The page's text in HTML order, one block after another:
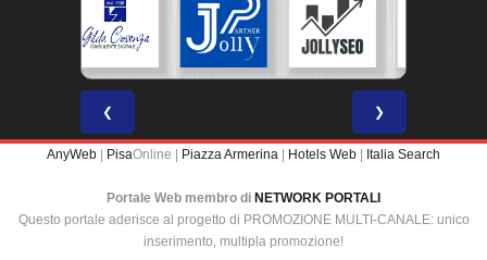
❮ ❯
AnyWeb PisaOnline | Piazza Armerina Hotels Web Italia Search
Portale Web membro di NETWORK PORTALI
Questo portale aderisce al progetto di PROMOZIONE MULTI-CANALE: unico
inserimento, multipla promozione!